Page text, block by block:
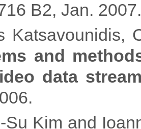
B2, Jan. 2007.
Katsavounidis,
and
data
Su Kim and